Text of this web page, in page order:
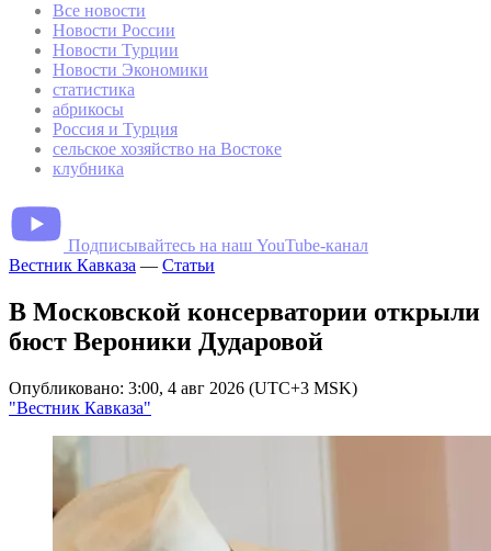
Все новости
Новости России
Новости Турции
Новости Экономики
статистика
абрикосы
Россия и Турция
сельское хозяйство на Востоке
клубника
Подписывайтесь на наш YouTube-канал
Вестник Кавказа — Статьи
В Московской консерватории открыли
бюст Вероники Дударовой
Опубликовано: 3:00, 4 авг 2026 (UTC+3 MSK)
"Вестник Кавказа"